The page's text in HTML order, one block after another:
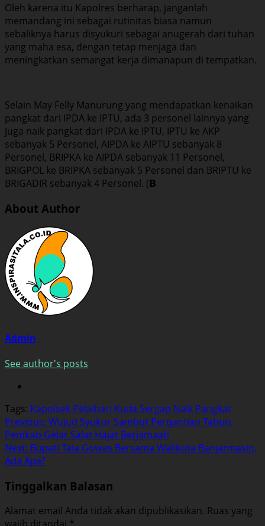
Oleh karena itu Kapolres berharap, janganlah
memandang ini sebagai rutinitas biasa namun
sebaliknya harus disyukuri sebagai anugerah dari tuhan
yang maha esa, dengan tetap menjaga dan
meningkatkan semangat kerja dimanapun di tempatkan.
Selain May Felly Manurung yang mendapatkan kenaikan
pangkat dari IPDA ke IPTU, ada 3 personel lainnya yang
juga naik pangkat dari IPDA ke IPTU, IPTU ke AKP
sebanyak 5 Personel, AIPDA ke AIPTU sebanyak 8
Personel, BRIPKA ke AIPDA sebanyak 11 Personel,
BRIGPOL ke BRIPKA sebanyak 5 Personel dan BRIPTU ke
BRIGADIR sebanyak 4 Personel. (𝗕
About Author
Admin
See author's posts
Tags: Kapolsek Pelaihari Kuda Sergap Naik Pangkat
Post
navigation
Previous: Wujud Syukur Sambut Pergantian Tahun,
Pemkab Gelar Salat Hajat Berjamaah
Next: Bupati Tala Gowes Bersama Walikota Banjarmasin,
Ada Apa?
Tinggalkan Balasan
Alamat email Anda tidak akan dipublikasikan. Ruas yang